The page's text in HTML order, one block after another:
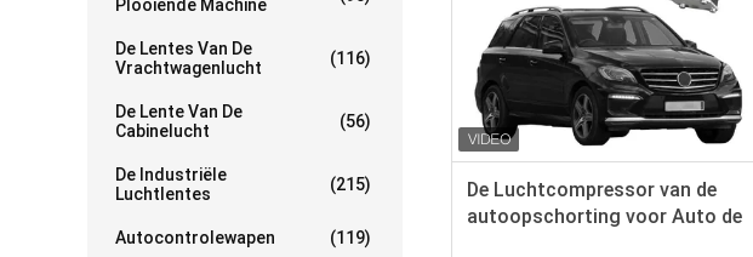
Plooiende Machine
De Lentes Van De
Vrachtwagenlucht
(116)
De Lente Van De
Cabinelucht
(56)
De Industriële
Luchtlentes
(215)
Autocontrolewapen (119)
De Luchtcompressor van de
autoopschorting voor Auto de